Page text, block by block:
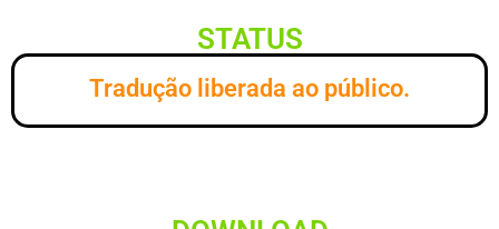
STATUS
Tradução liberada ao público.